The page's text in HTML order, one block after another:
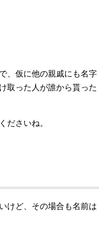
、仮に他の親戚にも名字
取った人が誰から貰った
ださいね。
けど、その場合も名前は